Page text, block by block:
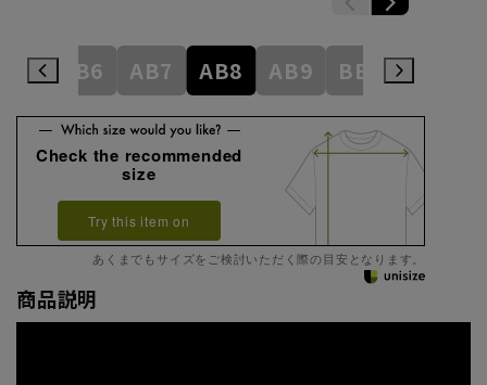
AB6 AB7 AB8 AB9 BE3 BE4
Check the recommended
size
Try this item on
あくまでもサイズをご検討いただく際の目安となります。
商品説明